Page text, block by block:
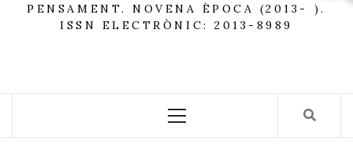
PENSAMENT. NOVENA ÈPOCA (2013- ).
ISSN ELECTRÒNIC: 2013-8989
Menu